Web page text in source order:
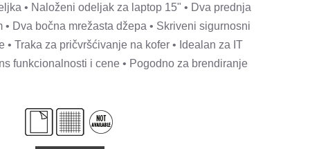
• Naloženi odeljak za laptop 15" • Dva prednja
Dva bočna mrežasta džepa • Skriveni sigurnosni
• Traka za pričvršćivanje na kofer • Idealan za IT
funkcionalnosti i cene • Pogodno za brendiranje